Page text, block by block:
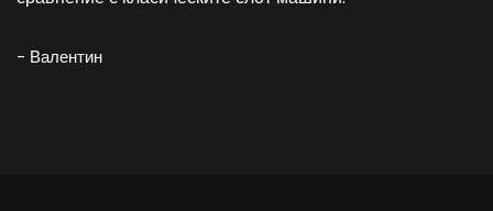
- Валентин